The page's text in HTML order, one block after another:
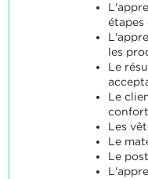
étapes
les
Le
Le
Les
Le
Le